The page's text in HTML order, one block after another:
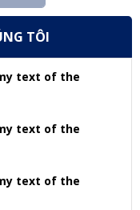
TÔI
text of the
text of the
text of the